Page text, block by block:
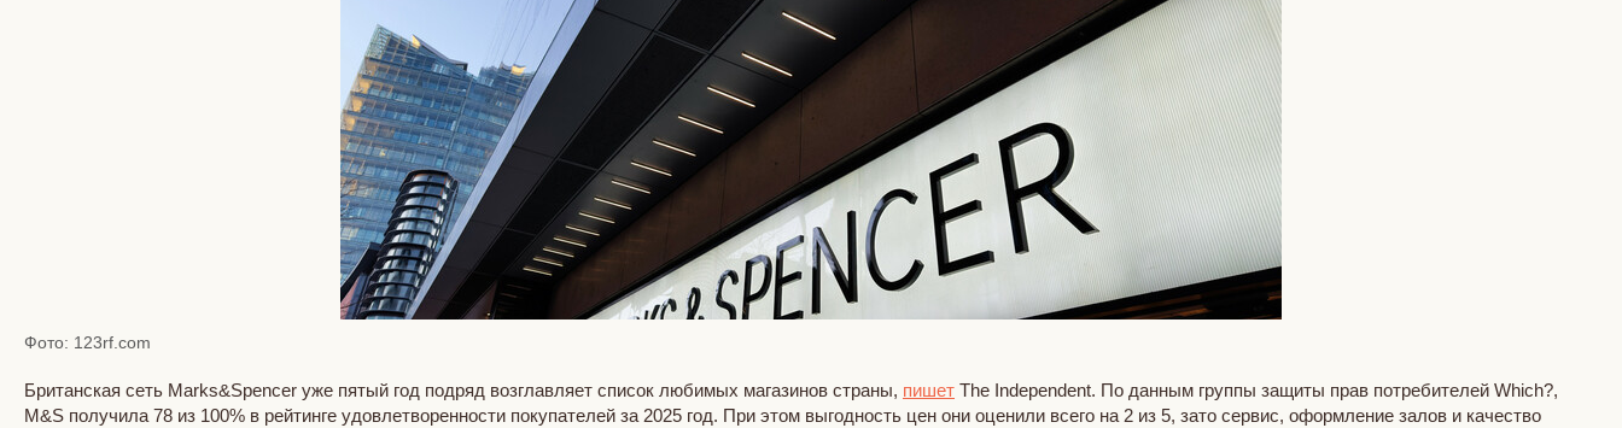
Фото: 123rf.com
Британская сеть Marks&Spencer уже пятый год подряд возглавляет список любимых магазинов страны, пишет The Independent. По данным группы защиты прав потребителей Which?,
M&S получила 78 из 100% в рейтинге удовлетворенности покупателей за 2025 год. При этом выгодность цен они оценили всего на 2 из 5, зато сервис, оформление залов и качество